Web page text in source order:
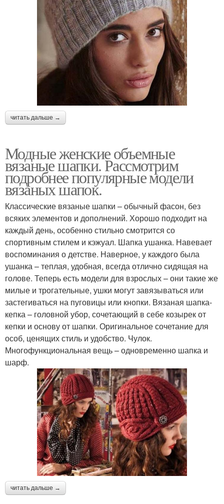
читать дальше →
Модные женские объемные
вязаные шапки. Рассмотрим
подробнее популярные модели
вязаных шапок.
Классические вязаные шапки – обычный фасон, без
всяких элементов и дополнений. Хорошо подходит на
каждый день, особенно стильно смотрится со
спортивным стилем и кэжуал. Шапка ушанка. Навевает
воспоминания о детстве. Наверное, у каждого была
ушанка – теплая, удобная, всегда отлично сидящая на
голове. Теперь есть модели для взрослых – они такие же
милые и трогательные, ушки могут завязываться или
застегиваться на пуговицы или кнопки. Вязаная шапка-
кепка – головной убор, сочетающий в себе козырек от
кепки и основу от шапки. Оригинальное сочетание для
особ, ценящих стиль и удобство. Чулок.
Многофункциональная вещь – одновременно шапка и
шарф.
читать дальше →